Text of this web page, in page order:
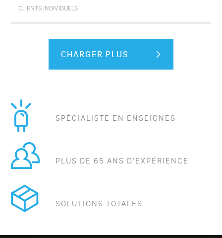
CLIENTS INDIVIDUELS
CHARGER PLUS
SPÉCIALISTE EN ENSEIGNES
PLUS DE 65 ANS D'EXPÉRIENCE
SOLUTIONS TOTALES